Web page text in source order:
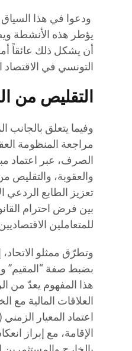
ودعوا في هذا
يؤطر هذه الأنشطة
أن يشكل ذلك عائقاً
التونسي في الاقتصاد
التقليص من
وفيما يتعلق بالجانب
مراجعة المنظومة
الصرف، عبر اعتماد
والعقوبة، والتقليص
تعزيز الطابع الردعي
بين فرض احترام
للمتعاملين
وتطرّق ممثلو
بضبط صفة “المقيم” و
هذا المفهوم يعدّ من
العلاقات المالية مع
الإقامة، مع إبراز